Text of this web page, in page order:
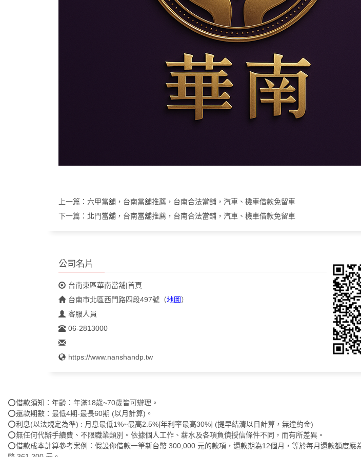
上一篇： 六甲當舖，台南當舖推薦，台南合法當舖，汽車、機車借款免留車
下一篇： 北門當舖，台南當舖推薦，台南合法當舖，汽車、機車借款免留車
公司名片
台南東區華南當舖|首頁
台南市北區西門路四段497號 （地圖）
客服人員
06-2813000
https://www.nanshandp.tw
⭕借款須知：年齡：年滿18歲~70歲皆可辦理。
⭕還款期數：最低4期-最長60期 (以月計算)。
⭕利息(以法規定為準) : 月息最低1%~最高2.5%[年利率最高30%] (提早結清以日計算，無違約金)
⭕無任何代辦手續費、不限職業類別。依據個人工作、薪水及各項負債授信條件不同，而有所差異。
⭕借款成本計算參考案例：假設你借款一筆新台幣 300,000 元的款項，還款期為12個月，等於每月還款額度